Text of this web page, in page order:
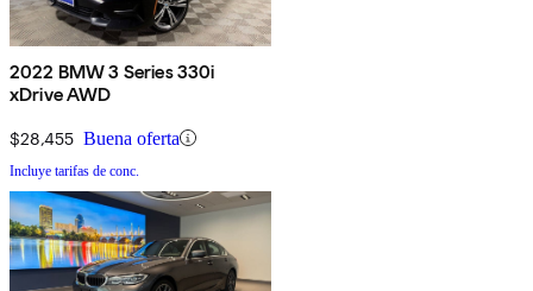
2022 BMW 3 Series 330i
xDrive AWD
$28,455 Buena oferta
Incluye tarifas de conc.